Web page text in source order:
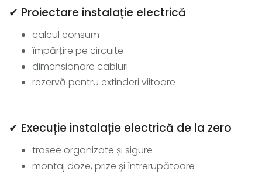
✔ Proiectare instalație electrică
calcul consum
împărțire pe circuite
dimensionare cabluri
rezervă pentru extinderi viitoare
✔ Execuție instalație electrică de la zero
trasee organizate și sigure
montaj doze, prize și întrerupătoare